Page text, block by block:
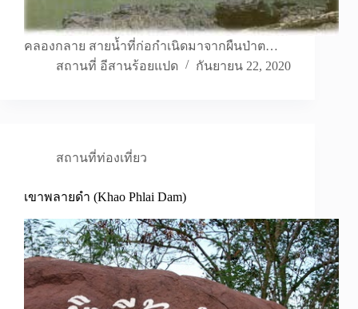
คลองกลาย สายน้ำที่ก่อกำเนิดมาจากผืนป่าต…
สถานที่ อีสานร้อยแปด
กันยายน 22, 2020
สถานที่ท่องเที่ยว
เขาพลายดำ (Khao Phlai Dam)